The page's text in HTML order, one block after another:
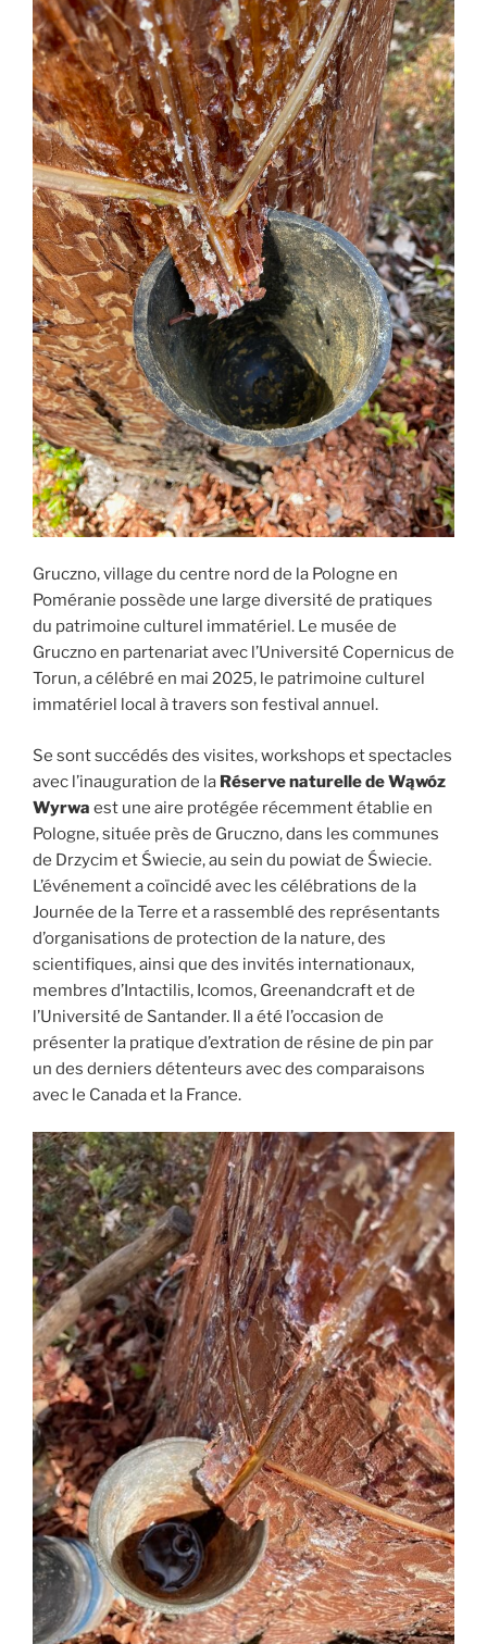
Gruczno, village du centre nord de la Pologne en
Poméranie possède une large diversité de pratiques
du patrimoine culturel immatériel. Le musée de
Gruczno en partenariat avec l’Université Copernicus de
Torun, a célébré en mai 2025, le patrimoine culturel
immatériel local à travers son festival annuel.
Se sont succédés des visites, workshops et spectacles
avec l’inauguration de la Réserve naturelle de Wąwóz
Wyrwa est une aire protégée récemment établie en
Pologne, située près de Gruczno, dans les communes
de Drzycim et Świecie, au sein du powiat de Świecie.
L’événement a coïncidé avec les célébrations de la
Journée de la Terre et a rassemblé des représentants
d’organisations de protection de la nature, des
scientifiques, ainsi que des invités internationaux,
membres d’Intactilis, Icomos, Greenandcraft et de
l’Université de Santander. Il a été l’occasion de
présenter la pratique d’extration de résine de pin par
un des derniers détenteurs avec des comparaisons
avec le Canada et la France.